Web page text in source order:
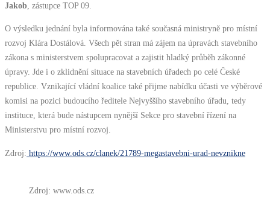
Jakob , zástupce TOP 09.
O výsledku jednání byla informována také současná ministryně pro místní
rozvoj Klára Dostálová. Všech pět stran má zájem na úpravách stavebního
zákona s ministerstvem spolupracovat a zajistit hladký průběh zákonné
úpravy. Jde i o zklidnění situace na stavebních úřadech po celé České
republice. Vznikající vládní koalice také přijme nabídku účasti ve výběrové
komisi na pozici budoucího ředitele Nejvyššího stavebního úřadu, tedy
instituce, která bude nástupcem nynější Sekce pro stavební řízení na
Ministerstvu pro místní rozvoj.
Zdroj: https://www.ods.cz/clanek/21789-megastavebni-urad-nevznikne
Zdroj: www.ods.cz